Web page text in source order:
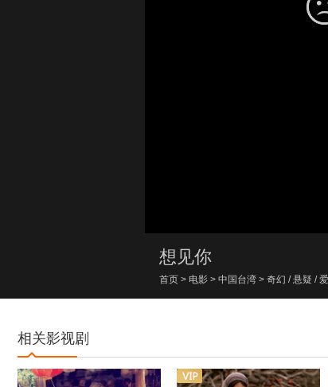
想见你
首页 > 电影 > 中国台湾 > 奇幻 / 悬疑 /
相关影视剧